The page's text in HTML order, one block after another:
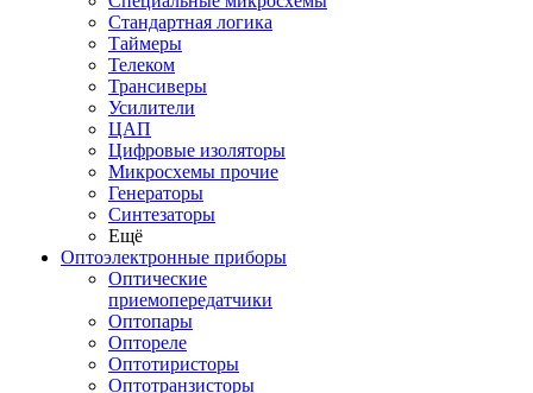
Стандартная логика
Таймеры
Телеком
Трансиверы
Усилители
ЦАП
Цифровые изоляторы
Микросхемы прочие
Генераторы
Синтезаторы
Ещё
Оптоэлектронные приборы
Оптические
приемопередатчики
Оптопары
Оптореле
Оптотиристоры
Оптотранзисторы